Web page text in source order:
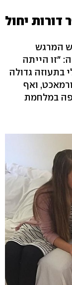
דורות יחול
המרגש
"זו הייתה
בתעוזה גדולה
ואף
במלחמת